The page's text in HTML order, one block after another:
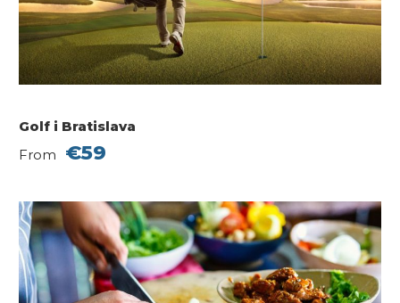
Golf i Bratislava
From
€59